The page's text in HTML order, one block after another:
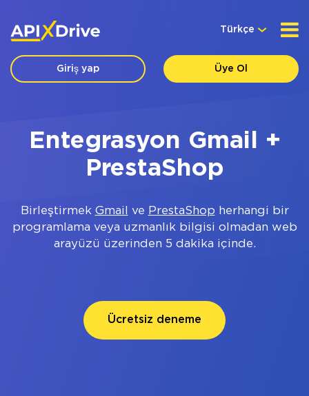
Türkçe
Giriş yap Üye Ol
Entegrasyon Gmail +
PrestaShop
Birleştirmek Gmail ve PrestaShop herhangi bir
programlama veya uzmanlık bilgisi olmadan web
arayüzü üzerinden 5 dakika içinde.
Ücretsiz deneme